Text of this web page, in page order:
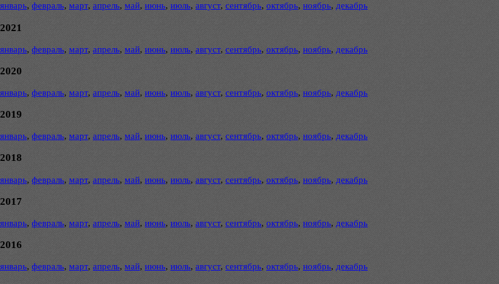
январь, февраль, март, апрель, май, июнь, июль, август, сентябрь, октябрь, ноябрь, декабрь
2021
январь, февраль, март, апрель, май, июнь, июль, август, сентябрь, октябрь, ноябрь, декабрь
2020
январь, февраль, март, апрель, май, июнь, июль, август, сентябрь, октябрь, ноябрь, декабрь
2019
январь, февраль, март, апрель, май, июнь, июль, август, сентябрь, октябрь, ноябрь, декабрь
2018
январь, февраль, март, апрель, май, июнь, июль, август, сентябрь, октябрь, ноябрь, декабрь
2017
январь, февраль, март, апрель, май, июнь, июль, август, сентябрь, октябрь, ноябрь, декабрь
2016
январь, февраль, март, апрель, май, июнь, июль, август, сентябрь, октябрь, ноябрь, декабрь